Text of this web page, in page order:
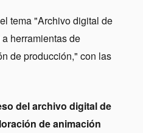
tema "Archivo digital de
herramientas de
de producción," con las
del archivo digital de
de animación